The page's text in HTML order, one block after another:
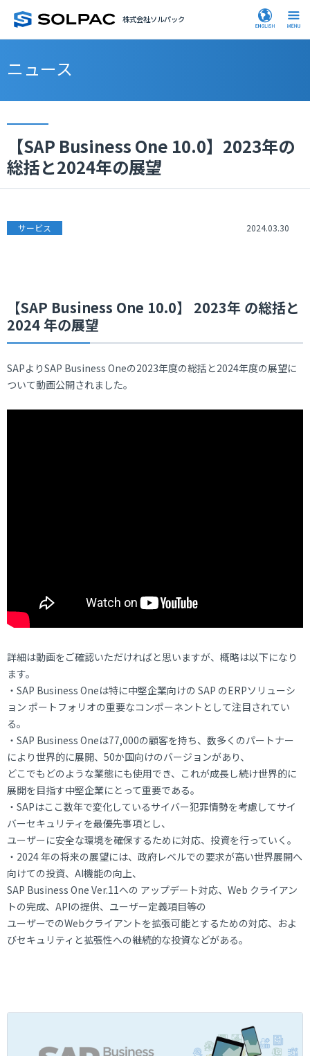
株式会社ソルパック
ニュース
【SAP Business One 10.0】2023年の
総括と2024年の展望
サービス 2024.03.30
【SAP Business One 10.0】 2023年 の総括と
2024 年の展望
SAPよりSAP Business Oneの2023年度の総括と2024年度の展望に
ついて動画公開されました。
詳細は動画をご確認いただければと思いますが、概略は以下になり
ます。
・SAP Business Oneは特に中堅企業向けの SAP のERPソリューシ
ョン ポートフォリオの重要なコンポーネントとして注目されてい
る。
・SAP Business Oneは77,000の顧客を持ち、数多くのパートナー
により世界的に展開、50か国向けのバージョンがあり、
どこでもどのような業態にも使用でき、これが成長し続け世界的に
展開を目指す中堅企業にとって重要である。
・SAPはここ数年で変化しているサイバー犯罪情勢を考慮してサイ
バーセキュリティを最優先事項とし、
ユーザーに安全な環境を確保するために対応、投資を行っていく。
・2024 年の将来の展望には、政府レベルでの要求が高い世界展開へ
向けての投資、AI機能の向上、
SAP Business One Ver.11への アップデート対応、Web クライアン
トの完成、APIの提供、ユーザー定義項目等の
ユーザーでのWebクライアントを拡張可能とするための対応、およ
びセキュリティと拡張性への継続的な投資などがある。